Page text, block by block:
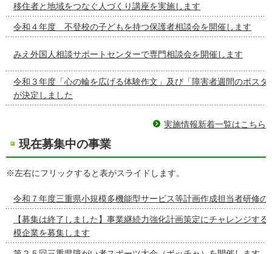
移住者と地域をつなぐ人づくり講座を実施します
令和４年度 不登校の子どもを持つ保護者相談会を開催します
みえ外国人相談サポートセンターで専門相談会を開催します
令和３年度「心の輪を広げる体験作文」及び「障害者週間のポスタ
が決定しました
実施情報新着一覧はこちら
現在募集中の事業
※左右にフリックすると表がスライドします。
令和７年度三重県小規模多機能型サービス等計画作成担当者研修の
【募集は終了しました】事業継続力強化計画策定にチャレンジす
模企業を募集します